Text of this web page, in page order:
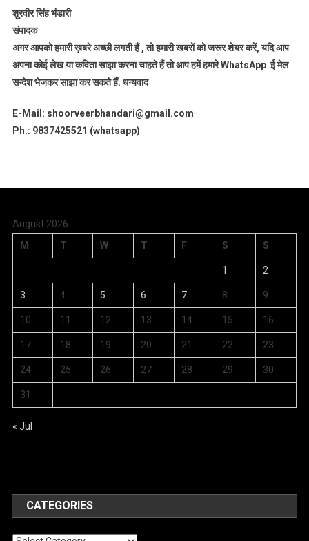
शूरवीर सिंह भंडारी
संपादक
अगर आपको हमारी ख़बरे अच्छी लगती हैं , तो हमारी खबरों को जरूर शेयर करें, यदि आप
अपना कोई लेख या कविता साझा करना चाहते हैं तो आप हमें हमारे WhatsApp ई मेल
सन्देश भेजकर साझा कर सकते हैं. धन्यवाद
E-Mail: shoorveerbhandari@gmail.com
Ph.: 9837425521 (whatsapp)
August 2026
M
T W T F S S
1 2
3 4 5 6 7 8 9
10 11 12 13 14 15 16
17 18 19 20 21 22 23
24 25 26 27 28 29 30
31
« Jul
CATEGORIES